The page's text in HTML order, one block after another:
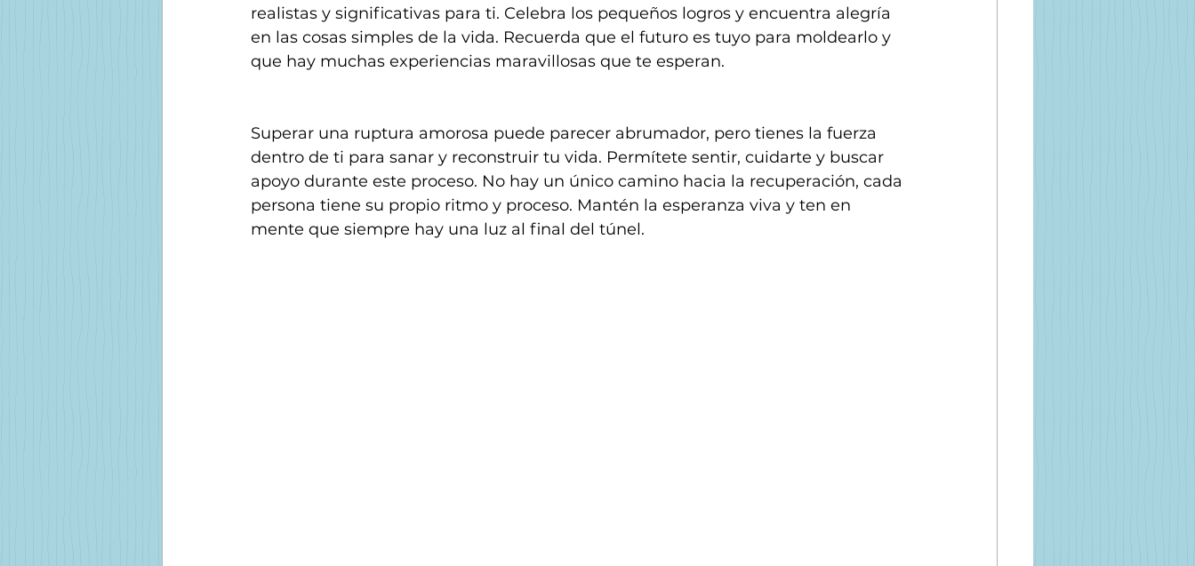
realistas y significativas para ti. Celebra los pequeños logros y encuentra alegría
en las cosas simples de la vida. Recuerda que el futuro es tuyo para moldearlo y
que hay muchas experiencias maravillosas que te esperan.
Superar una ruptura amorosa puede parecer abrumador, pero tienes la fuerza
dentro de ti para sanar y reconstruir tu vida. Permítete sentir, cuidarte y buscar
apoyo durante este proceso. No hay un único camino hacia la recuperación, cada
persona tiene su propio ritmo y proceso. Mantén la esperanza viva y ten en
mente que siempre hay una luz al final del túnel.